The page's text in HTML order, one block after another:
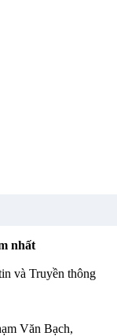
nhất
và Truyền thông
Văn Bạch,